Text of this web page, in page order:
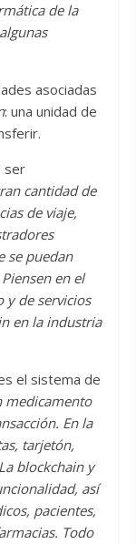
de la
asociadas
: una unidad de
ser
cantidad de
de viaje,
se puedan
en el
y de servicios
en la industria
el sistema de
medicamento
En la
tarjetón,
blockchain y
así
pacientes,
Todo